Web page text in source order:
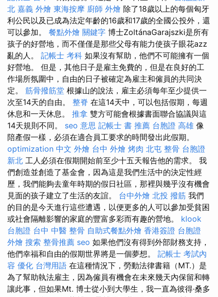
北 嘉義 外燴 東海按摩 廚師 外燴 除了18歲以上的每個匈牙
利公民以及已成為法定年齡的16歲和17歲的全國公投外，還
可以參加。 餐點外燴 關鍵字 博士ZoltánaGarajszki是所有
孩子的好營地，而不僅僅是那些父母有能力使孩子眼花azz
亂的人。 記帳士 考科 如果沒有幫助，他們不可能擁有一個
好營地。 但是，其他日子是雇主免費的，但是在良好的工
作場所氛圍中，自由的日子被確定為雇主和僱員的共同決
定。 筋骨撥筋堂 根據山的說法，雇主必須每年至少提供一
次至14天的自由。 整脊 在這14天中，可以包括假期，每週
休息和一天休息。 推拿 雙方可能會根據書面聯合協議與這
14天規則不同。 seo 意思 記帳士 書 推薦 台胞證 高雄 像
陪產假一樣，必須在適合員工要求的時間發出此假期。
optimization 中文 外燴 台中 外燴 烤肉 北屯 整骨 台胞證
新北 工人必須在假期開始前至少十五天報告他的需求。 我
們創造並創造了基金會，因為這是我們生活中的決定性經
歷，我們能夠去童年時期的假日社區，那裡與幾乎沒有機會
見面的孩子建立了生活的友誼。 台中外燴 北投 撥筋 我們
的目的是今天進行這些遭遇，以便更多的人可以參加受貧困
或社會隔離影響的家庭的豐富多彩而有趣的營地。 klook
台胞證 台中 中醫 整骨 自助式餐點外燴 香港簽證 台胞證
外燴 搜索 整骨推薦 seo 如果他們沒有得到外部財務支持，
他們幸福和自由的假期世界將是一個夢想。 記帳士 考試內
容 優化 台灣用語 在這種情況下，勞動法律書籍（MT.）是
為了幫助執法雇主，因為僱員有機會在未來幾天內保留和轉
讓此事，但如果Mt. 博士從小到大學生，我一直為彼得·桑多